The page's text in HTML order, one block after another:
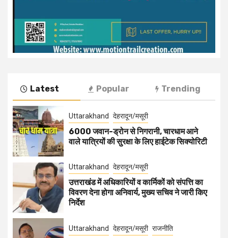
Latest Popular Trending
Uttarakhand देहरादून/मसूरी
6000 जवान-ड्रोन से निगरानी, चारधाम आने
वाले यात्रियों की सुरक्षा के लिए हाईटेक सिक्योरिटी
Uttarakhand देहरादून/मसूरी
उत्तराखंड में अधिकारियों व कार्मिकों को संपत्ति का
विवरण देना होगा अनिवार्य, मुख्य सचिव ने जारी किए
निर्देश
Uttarakhand देहरादून/मसूरी राजनीति